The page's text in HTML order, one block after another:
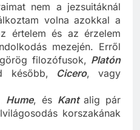
nem a jezsuitáknál
volna azokkal a
értelem és az érzelem
mezején. Erről
filozófusok, Platón
később, Cicero, vagy
Hume, és Kant alig pár
korszakának